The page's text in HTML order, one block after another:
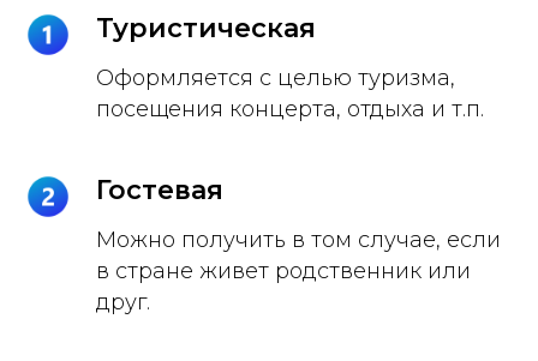
Туристическая
Оформляется с целью туризма,
посещения концерта, отдыха и т.п.
Гостевая
Можно получить в том случае, если
в стране живет родственник или
друг.